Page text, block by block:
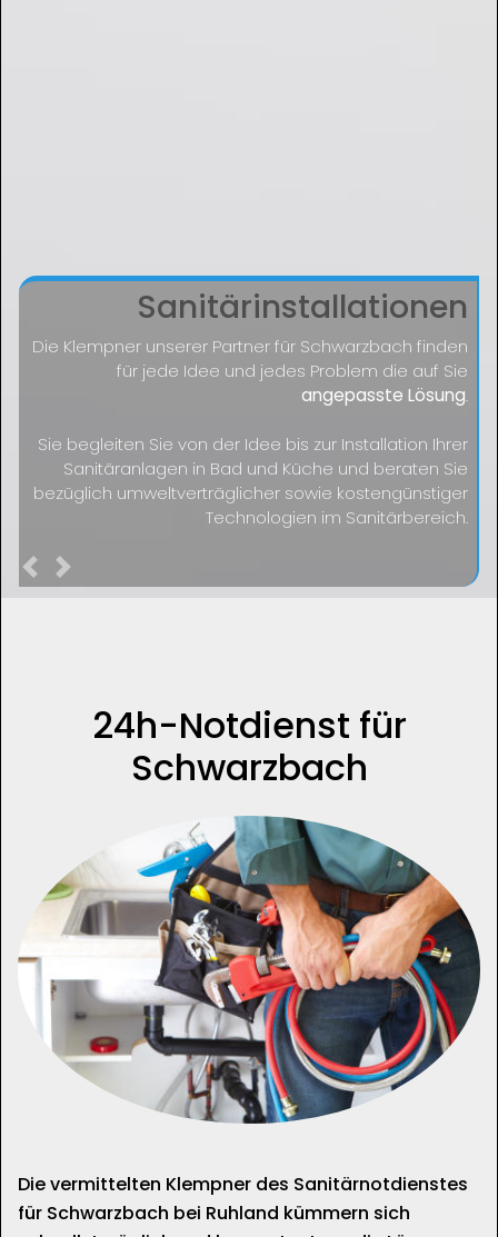
Sanitärinstallationen
Die Klempner unserer Partner für Schwarzbach finden
für jede Idee und jedes Problem die auf Sie
angepasste Lösung.
Sie begleiten Sie von der Idee bis zur Installation Ihrer
Sanitäranlagen in Bad und Küche und beraten Sie
bezüglich umweltverträglicher sowie kostengünstiger
Technologien im Sanitärbereich.
Previous
24h-Notdienst für
Schwarzbach
Die vermittelten Klempner des Sanitärnotdienstes
für Schwarzbach bei Ruhland kümmern sich